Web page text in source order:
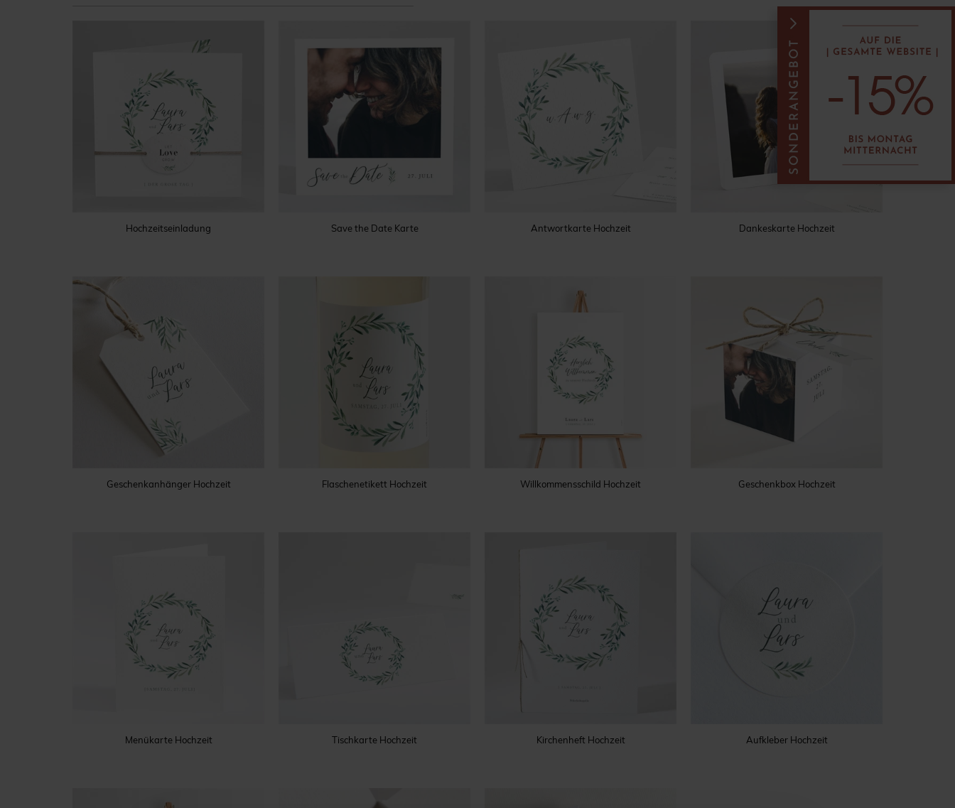
Hochzeitseinladung Save the Date Karte Antwortkarte Hochzeit Dankeskarte Hochzeit
Geschenkanhänger Hochzeit Flaschenetikett Hochzeit Willkommensschild Hochzeit Geschenkbox Hochzeit
Menükarte Hochzeit Tischkarte Hochzeit Kirchenheft Hochzeit Aufkleber Hochzeit